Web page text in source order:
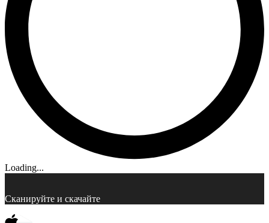
Loading...
Сканируйте и скачайте